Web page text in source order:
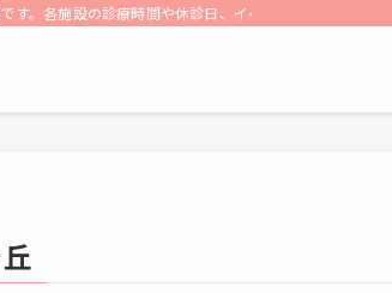
。各施設の診療時間や休診日、イベントへの参加情報